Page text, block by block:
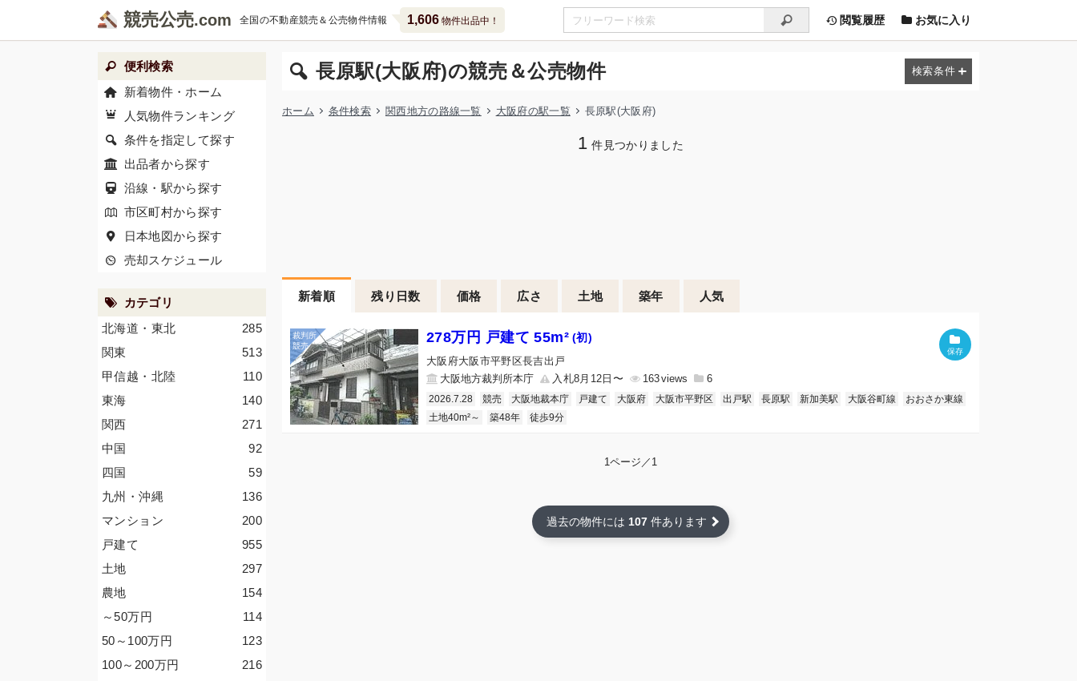
競売公売 全国の不動産競売＆公売物件情報 1,606物件出品中！ 閲覧履歴 お気に入り
長原駅(大阪府)の競売＆公売物件
ホーム 条件検索 関西地方の路線一覧 大阪府の駅一覧 長原駅(大阪府)
1 件見つかりました
新着順 残り日数 価格 広さ 土地 築年 人気
278万円 戸建て 55m² (初)
大阪府大阪市平野区長吉出戸
大阪地方裁判所本庁
入札8月12日〜 163 6
2026.7.28 競売 大阪地裁本庁 戸建て 大阪府 大阪市平野区 出戸駅 長原駅 新加美駅 大阪谷町線
おおさか東線
土地40m²～
築48年 徒歩9分
1ページ／1
過去の物件には 107 件あります
便利検索
新着物件・ホーム
人気物件ランキング
条件を指定して探す
出品者から探す
沿線・駅から探す
市区町村から探す
日本地図から探す
売却スケジュール
カテゴリ
285
北海道・東北
513
関東
110
甲信越・北陸
140
東海
271
関西
92
中国
59
四国
136
九州・沖縄
200
マンション
955
戸建て
297
土地
154
農地
114
～50万円
123
50～100万円
216
100～200万円